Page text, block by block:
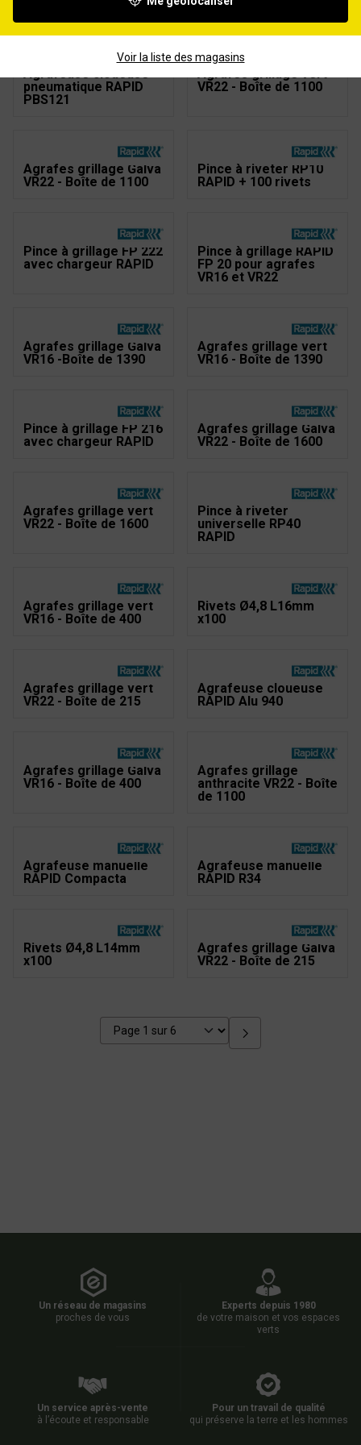
pneumatique RAPID
PBS121
VR22 - Boîte de 1100
Agrafes grillage Galva
VR22 - Boîte de 1100
Pince à riveter RP10
RAPID + 100 rivets
Pince à grillage FP 222
avec chargeur RAPID
Pince à grillage RAPID
FP 20 pour agrafes
VR16 et VR22
Agrafes grillage Galva
VR16 -Boîte de 1390
Agrafes grillage vert
VR16 - Boîte de 1390
Pince à grillage FP 216
avec chargeur RAPID
Agrafes grillage Galva
VR22 - Boîte de 1600
Agrafes grillage vert
VR22 - Boîte de 1600
Pince à riveter
universelle RP40
RAPID
Agrafes grillage vert
VR16 - Boîte de 400
Rivets Ø4,8 L16mm
x100
Agrafes grillage vert
VR22 - Boîte de 215
Agrafeuse cloueuse
RAPID Alu 940
Agrafes grillage Galva
VR16 - Boîte de 400
Agrafes grillage
anthracite VR22 - Boîte
de 1100
Agrafeuse manuelle
RAPID Compacta
Agrafeuse manuelle
RAPID R34
Rivets Ø4,8 L14mm
x100
Agrafes grillage Galva
VR22 - Boîte de 215
Un réseau de magasins
proches de vous
Experts depuis 1980
de votre maison et vos espaces
verts
Un service après-vente
à l’écoute et responsable
Pour un travail de qualité
qui préserve la terre et les hommes
Voir la liste des magasins